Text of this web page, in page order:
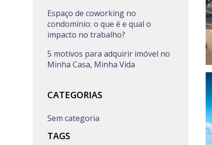
Espaço de coworking no
condomínio: o que é e qual o
impacto no trabalho?
5 motivos para adquirir imóvel no
Minha Casa, Minha Vida
CATEGORIAS
Sem categoria
TAGS